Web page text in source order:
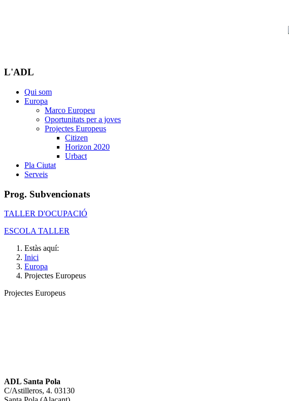
L'ADL
Qui som
Europa
Marco Europeu
Oportunitats per a joves
Projectes Europeus
Citizen
Horizon 2020
Urbact
Pla Ciutat
Serveis
Prog. Subvencionats
TALLER D'OCUPACIÓ
ESCOLA TALLER
Estàs aquí:
Inici
Europa
Projectes Europeus
Projectes Europeus
ADL Santa Pola
C/Astilleros, 4. 03130